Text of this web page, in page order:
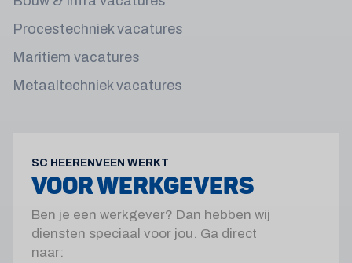
Procestechniek vacatures
Maritiem vacatures
Metaaltechniek vacatures
SC HEERENVEEN WERKT
VOOR WERKGEVERS
Ben je een werkgever? Dan hebben wij
diensten speciaal voor jou. Ga direct
naar: